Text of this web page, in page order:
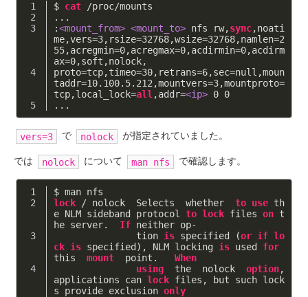
$ cat /proc/mounts
...
:<mount_from> <mount_to> nfs rw,sync,noati
me,vers=3,rsize=32768,wsize=32768,namlen=2
55,acregmin=0,acregmax=0,acdirmin=0,acdirm
ax=0,soft,nolock,
proto=tcp,timeo=30,retrans=6,sec=null,moun
taddr=10.100. 5.212,mountvers=3,mountproto=
tcp,local_lock=all,addr=<ip> 0 0
...
vers=3 で nolock が指定されていました。
では nolock について man nfs で確認します。
$ man nfs
lock / nolock  Selects  whether to use th
e NLM sideband protocol to lock files on t
he server. If neither op‐
               tion
is specified (or if lo
ck is specified), NLM locking is used for
this mount
  point.
When
using
  the  nolock
option,
applications can lock files, but such lock
s provide exclusion only